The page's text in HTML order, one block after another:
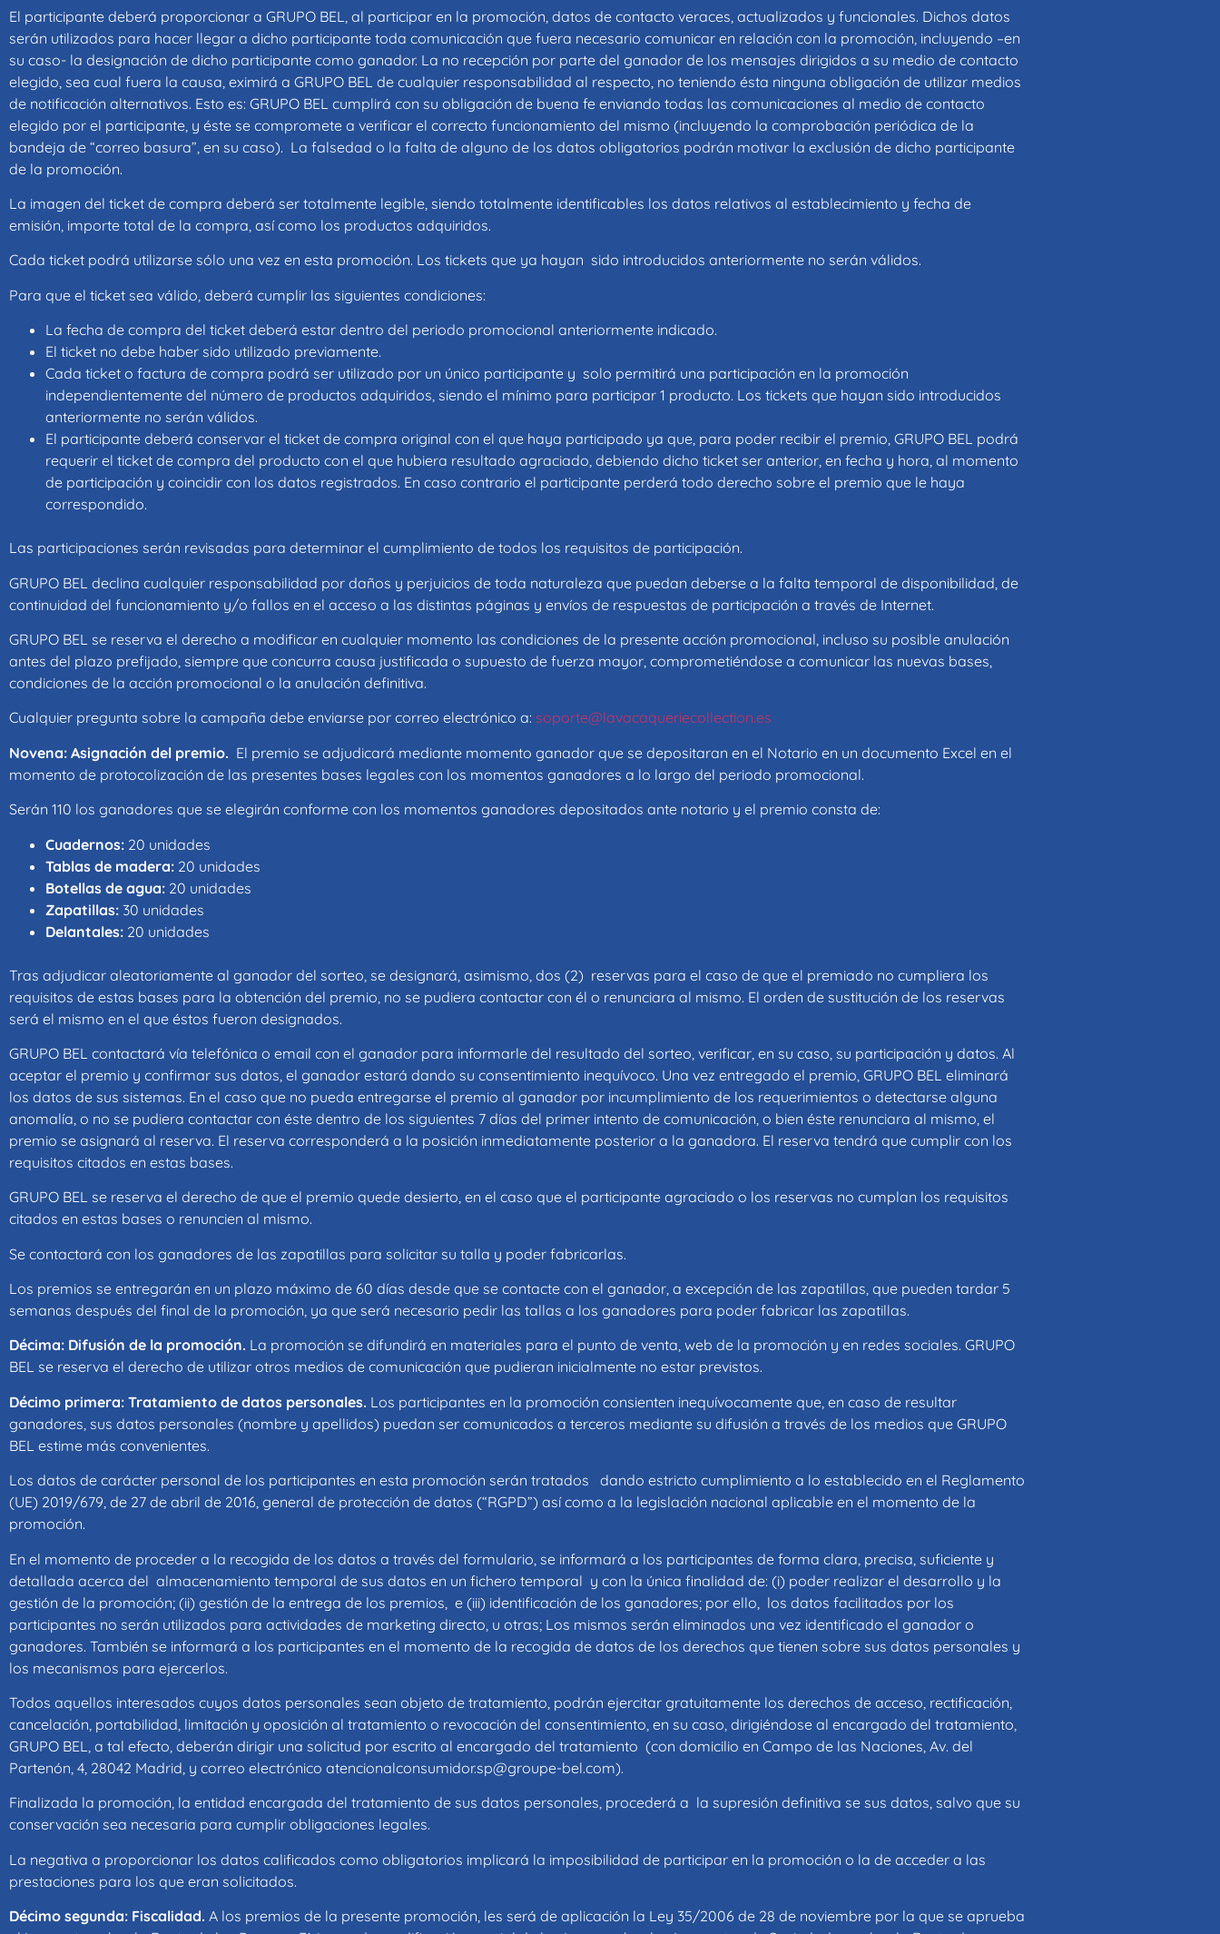
El participante deberá proporcionar a GRUPO BEL, al participar en la promoción, datos de contacto veraces, actualizados y funcionales. Dichos datos
serán utilizados para hacer llegar a dicho participante toda comunicación que fuera necesario comunicar en relación con la promoción, incluyendo –en
su caso- la designación de dicho participante como ganador. La no recepción por parte del ganador de los mensajes dirigidos a su medio de contacto
elegido, sea cual fuera la causa, eximirá a GRUPO BEL de cualquier responsabilidad al respecto, no teniendo ésta ninguna obligación de utilizar medios
de notificación alternativos. Esto es: GRUPO BEL cumplirá con su obligación de buena fe enviando todas las comunicaciones al medio de contacto
elegido por el participante, y éste se compromete a verificar el correcto funcionamiento del mismo (incluyendo la comprobación periódica de la
bandeja de “correo basura”, en su caso). La falsedad o la falta de alguno de los datos obligatorios podrán motivar la exclusión de dicho participante
de la promoción.
La imagen del ticket de compra deberá ser totalmente legible, siendo totalmente identificables los datos relativos al establecimiento y fecha de
emisión, importe total de la compra, así como los productos adquiridos.
Cada ticket podrá utilizarse sólo una vez en esta promoción. Los tickets que ya hayan sido introducidos anteriormente no serán válidos.
Para que el ticket sea válido, deberá cumplir las siguientes condiciones:
La fecha de compra del ticket deberá estar dentro del periodo promocional anteriormente indicado.
El ticket no debe haber sido utilizado previamente.
Cada ticket o factura de compra podrá ser utilizado por un único participante y solo permitirá una participación en la promoción
independientemente del número de productos adquiridos, siendo el mínimo para participar 1 producto. Los tickets que hayan sido introducidos
anteriormente no serán válidos.
El participante deberá conservar el ticket de compra original con el que haya participado ya que, para poder recibir el premio, GRUPO BEL podrá
requerir el ticket de compra del producto con el que hubiera resultado agraciado, debiendo dicho ticket ser anterior, en fecha y hora, al momento
de participación y coincidir con los datos registrados. En caso contrario el participante perderá todo derecho sobre el premio que le haya
correspondido.
Las participaciones serán revisadas para determinar el cumplimiento de todos los requisitos de participación.
GRUPO BEL declina cualquier responsabilidad por daños y perjuicios de toda naturaleza que puedan deberse a la falta temporal de disponibilidad, de
continuidad del funcionamiento y/o fallos en el acceso a las distintas páginas y envíos de respuestas de participación a través de Internet.
GRUPO BEL se reserva el derecho a modificar en cualquier momento las condiciones de la presente acción promocional, incluso su posible anulación
antes del plazo prefijado, siempre que concurra causa justificada o supuesto de fuerza mayor, comprometiéndose a comunicar las nuevas bases,
condiciones de la acción promocional o la anulación definitiva.
Cualquier pregunta sobre la campaña debe enviarse por correo electrónico a: soporte@lavacaqueriecollection.es
Novena: Asignación del premio. El premio se adjudicará mediante momento ganador que se depositaran en el Notario en un documento Excel en el
momento de protocolización de las presentes bases legales con los momentos ganadores a lo largo del periodo promocional.
Serán 110 los ganadores que se elegirán conforme con los momentos ganadores depositados ante notario y el premio consta de:
Cuadernos: 20 unidades
Tablas de madera: 20 unidades
Botellas de agua: 20 unidades
Zapatillas: 30 unidades
Delantales: 20 unidades
Tras adjudicar aleatoriamente al ganador del sorteo, se designará, asimismo, dos (2) reservas para el caso de que el premiado no cumpliera los
requisitos de estas bases para la obtención del premio, no se pudiera contactar con él o renunciara al mismo. El orden de sustitución de los reservas
será el mismo en el que éstos fueron designados.
GRUPO BEL contactará vía telefónica o email con el ganador para informarle del resultado del sorteo, verificar, en su caso, su participación y datos. Al
aceptar el premio y confirmar sus datos, el ganador estará dando su consentimiento inequívoco. Una vez entregado el premio, GRUPO BEL eliminará
los datos de sus sistemas. En el caso que no pueda entregarse el premio al ganador por incumplimiento de los requerimientos o detectarse alguna
anomalía, o no se pudiera contactar con éste dentro de los siguientes 7 días del primer intento de comunicación, o bien éste renunciara al mismo, el
premio se asignará al reserva. El reserva corresponderá a la posición inmediatamente posterior a la ganadora. El reserva tendrá que cumplir con los
requisitos citados en estas bases.
GRUPO BEL se reserva el derecho de que el premio quede desierto, en el caso que el participante agraciado o los reservas no cumplan los requisitos
citados en estas bases o renuncien al mismo.
Se contactará con los ganadores de las zapatillas para solicitar su talla y poder fabricarlas.
Los premios se entregarán en un plazo máximo de 60 días desde que se contacte con el ganador, a excepción de las zapatillas, que pueden tardar 5
semanas después del final de la promoción, ya que será necesario pedir las tallas a los ganadores para poder fabricar las zapatillas.
Décima: Difusión de la promoción. La promoción se difundirá en materiales para el punto de venta, web de la promoción y en redes sociales. GRUPO
BEL se reserva el derecho de utilizar otros medios de comunicación que pudieran inicialmente no estar previstos.
Décimo primera: Tratamiento de datos personales. Los participantes en la promoción consienten inequívocamente que, en caso de resultar
ganadores, sus datos personales (nombre y apellidos) puedan ser comunicados a terceros mediante su difusión a través de los medios que GRUPO
BEL estime más convenientes.
Los datos de carácter personal de los participantes en esta promoción serán tratados dando estricto cumplimiento a lo establecido en el Reglamento
(UE) 2019/679, de 27 de abril de 2016, general de protección de datos (“RGPD”) así como a la legislación nacional aplicable en el momento de la
promoción.
En el momento de proceder a la recogida de los datos a través del formulario, se informará a los participantes de forma clara, precisa, suficiente y
detallada acerca del almacenamiento temporal de sus datos en un fichero temporal y con la única finalidad de: (i) poder realizar el desarrollo y la
gestión de la promoción; (ii) gestión de la entrega de los premios, e (iii) identificación de los ganadores; por ello, los datos facilitados por los
participantes no serán utilizados para actividades de marketing directo, u otras; Los mismos serán eliminados una vez identificado el ganador o
ganadores. También se informará a los participantes en el momento de la recogida de datos de los derechos que tienen sobre sus datos personales y
los mecanismos para ejercerlos.
Todos aquellos interesados cuyos datos personales sean objeto de tratamiento, podrán ejercitar gratuitamente los derechos de acceso, rectificación,
cancelación, portabilidad, limitación y oposición al tratamiento o revocación del consentimiento, en su caso, dirigiéndose al encargado del tratamiento,
GRUPO BEL, a tal efecto, deberán dirigir una solicitud por escrito al encargado del tratamiento (con domicilio en Campo de las Naciones, Av. del
Partenón, 4, 28042 Madrid, y correo electrónico atencionalconsumidor.sp@groupe-bel.com).
Finalizada la promoción, la entidad encargada del tratamiento de sus datos personales, procederá a la supresión definitiva se sus datos, salvo que su
conservación sea necesaria para cumplir obligaciones legales.
La negativa a proporcionar los datos calificados como obligatorios implicará la imposibilidad de participar en la promoción o la de acceder a las
prestaciones para los que eran solicitados.
Décimo segunda: Fiscalidad. A los premios de la presente promoción, les será de aplicación la Ley 35/2006 de 28 de noviembre por la que se aprueba